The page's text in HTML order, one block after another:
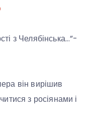
з Челябінська…”-
він вирішив
з росіянами і